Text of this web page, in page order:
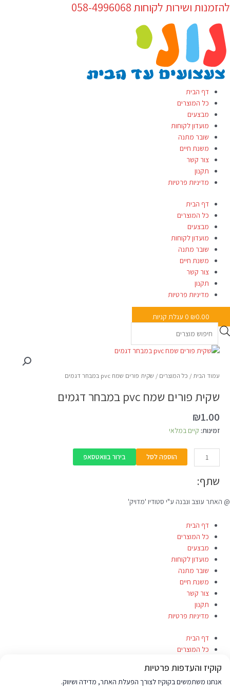
דילוג
להזמנות ושירות לקוחות 058-4996068
דף הבית
כל המוצרים
מבצעים
מועדון לקוחות
שובר מתנה
משנת חיים
צור קשר
תקנון
מדיניות פרטיות
דף הבית
כל המוצרים
מבצעים
מועדון לקוחות
שובר מתנה
משנת חיים
צור קשר
תקנון
מדיניות פרטיות
₪0.00
0 עגלת קניות
Products
עמוד הבית / כל המוצרים / שקית פורים שמח pvc במבחר דגמים
שקית פורים שמח pvc במבחר דגמים
₪1.00
זמינות: קיים במלאי
כמות
שקית
שמח
במבחר
דגמים
הוספה לסל בירור בוואטסאפ
שתף:
@ האתר עוצב ונבנה ע"י סטודיו 'מדויק'
דף הבית
כל המוצרים
מבצעים
מועדון לקוחות
שובר מתנה
משנת חיים
צור קשר
תקנון
מדיניות פרטיות
דף הבית
כל המוצרים
מועדון לקוחות
שובר מתנה
קוקיז והעדפות פרטיות
אנחנו משתמשים בקוקיז לצורך הפעלת האתר, מדידה ושיווק.